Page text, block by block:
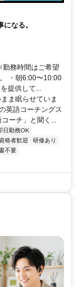
なる。
務時間はご希望
・朝6:00〜10:00
提供して...
ま眠らせていま
英語コーチングス
ーチ」と聞く...
日勤務OK
格者歓迎
研修あり
不要